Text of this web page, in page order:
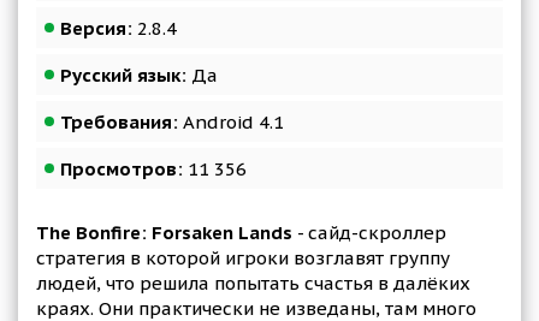
Версия: 2.8.4
Русский язык: Да
Требования: Android 4.1
Просмотров: 11 356
The Bonfire: Forsaken Lands - сайд-скроллер
стратегия в которой игроки возглавят группу
людей, что решила попытать счастья в далёких
краях. Они практически не изведаны, там много